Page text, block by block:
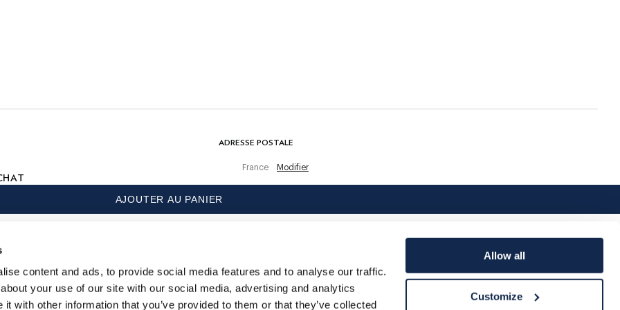
content and ads, to provide social media features and to analyse our traffic.
your use of our site with our social media, advertising and analytics
with other information that you’ve provided to them or that they’ve collected
Allow all
Customize
COMPOSITION
AJOUTER AU PANIER
ADRESSE POSTALE
France Modifier
LANGUE